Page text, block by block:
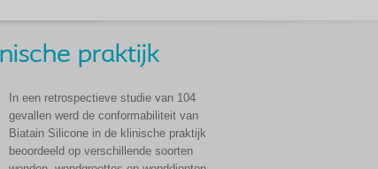
praktijk
In een retrospectieve studie van 104
gevallen werd de conformabiliteit van
Biatain Silicone in de klinische praktijk
beoordeeld op verschillende soorten